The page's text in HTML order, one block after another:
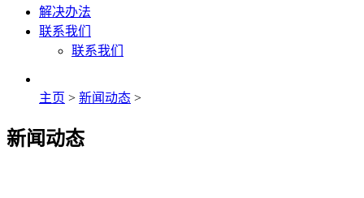
解决办法
联系我们
联系我们
主页 > 新闻动态 >
新闻动态